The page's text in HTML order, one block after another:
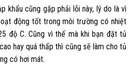
khẩu cũng gặp phải lỗi này, lý do là vì
động tốt trong môi trường có nhiệt
độ C. Cũng vì thế mà khi bạn đặt tủ
hay quá thấp thì cũng sẽ làm cho tủ
có hơi mát.